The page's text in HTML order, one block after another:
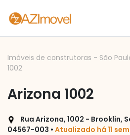
Imóveis de construtoras - São
1002
Arizona 1002
Rua Arizona, 1002 - Brooklin,
04567-003 • Atualizado há 11